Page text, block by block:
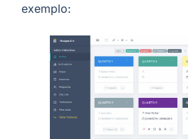
exemplo: